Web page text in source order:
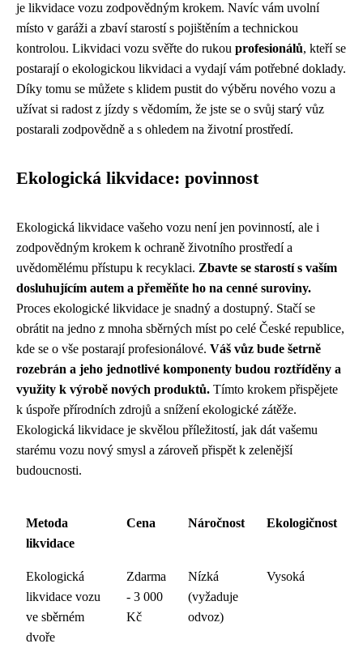
je likvidace vozu zodpovědným krokem. Navíc vám uvolní
místo v garáži a zbaví starostí s pojištěním a technickou
kontrolou. Likvidaci vozu svěřte do rukou profesionálů, kteří se
postarají o ekologickou likvidaci a vydají vám potřebné doklady.
Díky tomu se můžete s klidem pustit do výběru nového vozu a
užívat si radost z jízdy s vědomím, že jste se o svůj starý vůz
postarali zodpovědně a s ohledem na životní prostředí.
Ekologická likvidace: povinnost
Ekologická likvidace vašeho vozu není jen povinností, ale i
zodpovědným krokem k ochraně životního prostředí a
uvědomělému přístupu k recyklaci. Zbavte se starostí s vaším
dosluhujícím autem a přeměňte ho na cenné suroviny.
Proces ekologické likvidace je snadný a dostupný. Stačí se
obrátit na jedno z mnoha sběrných míst po celé České republice,
kde se o vše postarají profesionálové. Váš vůz bude šetrně
rozebrán a jeho jednotlivé komponenty budou roztříděny a
využity k výrobě nových produktů. Tímto krokem přispějete
k úspoře přírodních zdrojů a snížení ekologické zátěže.
Ekologická likvidace je skvělou příležitostí, jak dát vašemu
starému vozu nový smysl a zároveň přispět k zelenější
budoucnosti.
Metoda
likvidace
Cena Náročnost Ekologičnost
Ekologická
likvidace vozu
ve sběrném
dvoře
Zdarma
- 3 000
Kč
Nízká
(vyžaduje
odvoz)
Vysoká